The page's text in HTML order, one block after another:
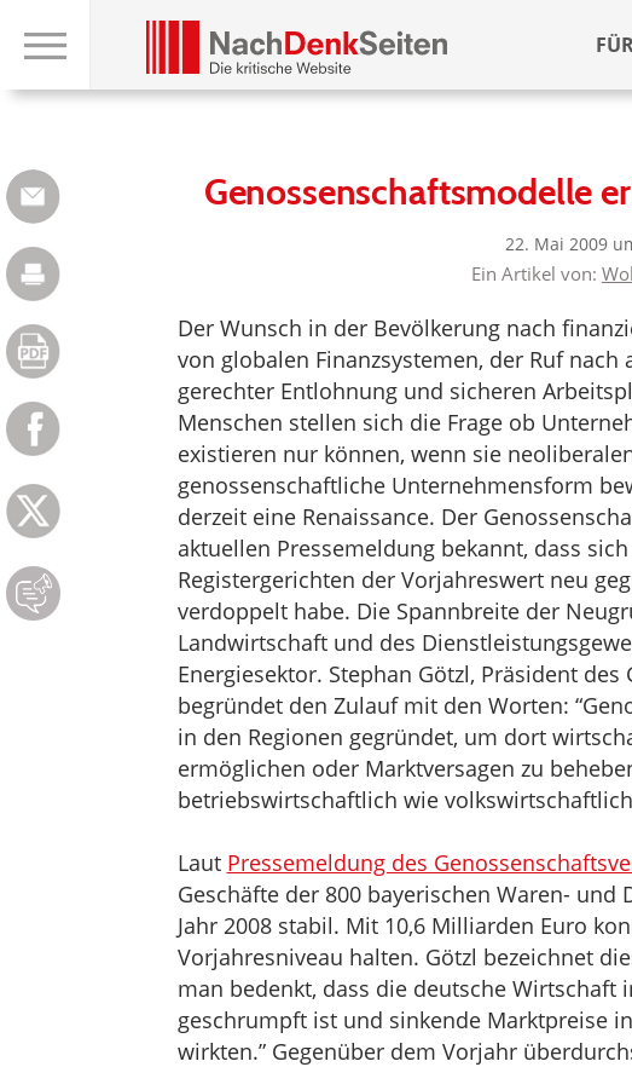
Genossenschaftsmodelle
22. Mai 2009
Ein Artikel von:
Der Wunsch in der Bevölkerung nach
von globalen Finanzsystemen, der Ruf
gerechter Entlohnung und sicheren
Menschen stellen sich die Frage ob
existieren nur können, wenn sie
genossenschaftliche Unternehmensform
derzeit eine Renaissance. Der
aktuellen Pressemeldung bekannt, dass
Registergerichten der Vorjahreswert neu
verdoppelt habe. Die Spannbreite der
Landwirtschaft und des
Energiesektor. Stephan Götzl, Präsident
begründet den Zulauf mit den Worten:
in den Regionen gegründet, um dort
ermöglichen oder Marktversagen zu
betriebswirtschaftlich wie
Laut Pressemeldung des
Geschäfte der 800 bayerischen Waren-
Jahr 2008 stabil. Mit 10,6 Milliarden Euro
Vorjahresniveau halten. Götzl bezeichnet
man bedenkt, dass die deutsche Wirtschaft
geschrumpft ist und sinkende Marktpreise
wirkten.” Gegenüber dem Vorjahr